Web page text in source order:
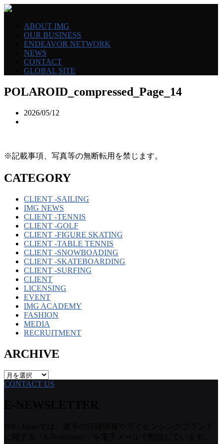
ABOUT IMG
OUR BUSINESS
ENDEAVOR NETWORK
NEWS
CONTACT
GLOBAL SITE
POLAROID_compressed_Page_14
2026/05/12
※記載事項、写真等の無断転用を禁じます。
CATEGORY
CLIENT -SAILING
IMG NEWS
CLIENT -TENNIS
CLIENT -GOLF
CLIENT -FIGURE SKATING
CLIENT -TABLE TENNIS
CLIENT -SNOWBOADING
CLIENT -SKATEBOARDING
CLIENT -SURFING
CLIENT
LICENSING
EVENT
IMG ACADEMY
FASHION
MEDIA
RECRUITMENT
ARCHIVE
ARCHIVE
CONTACT US